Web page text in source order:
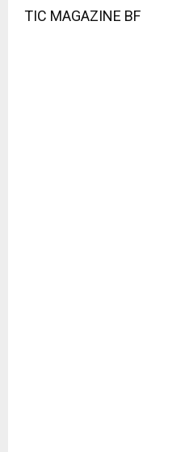
TIC MAGAZINE BF